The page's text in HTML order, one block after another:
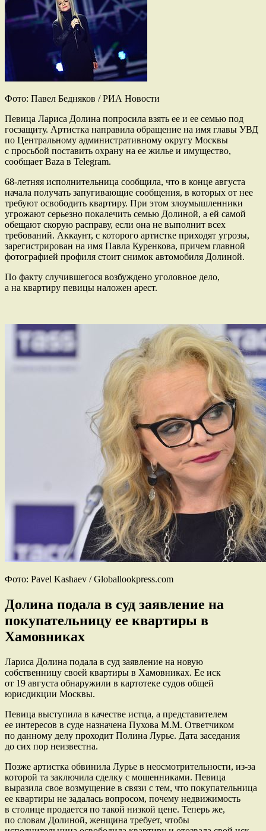
Фото: Павел Бедняков / РИА Новости
Певица Лариса Долина попросила взять ее и ее семью под
госзащиту. Артистка направила обращение на имя главы УВД
по Центральному административному округу Москвы
с просьбой поставить охрану на ее жилье и имущество,
сообщает Baza в Telegram.
68-летняя исполнительница сообщила, что в конце августа
начала получать запугивающие сообщения, в которых от нее
требуют освободить квартиру. При этом злоумышленники
угрожают серьезно покалечить семью Долиной, а ей самой
обещают скорую расправу, если она не выполнит всех
требований. Аккаунт, с которого артистке приходят угрозы,
зарегистрирован на имя Павла Куренкова, причем главной
фотографией профиля стоит снимок автомобиля Долиной.
По факту случившегося возбуждено уголовное дело,
а на квартиру певицы наложен арест.
Фото: Pavel Kashaev / Globallookpress.com
Долина подала в суд заявление на
покупательницу ее квартиры в
Хамовниках
Лариса Долина подала в суд заявление на новую
собственницу своей квартиры в Хамовниках. Ее иск
от 19 августа обнаружили в картотеке судов общей
юрисдикции Москвы.
Певица выступила в качестве истца, а представителем
ее интересов в суде назначена Пухова М.М. Ответчиком
по данному делу проходит Полина Лурье. Дата заседания
до сих пор неизвестна.
Позже артистка обвинила Лурье в неосмотрительности, из-за
которой та заключила сделку с мошенниками. Певица
выразила свое возмущение в связи с тем, что покупательница
ее квартиры не задалась вопросом, почему недвижимость
в столице продается по такой низкой цене. Теперь же,
по словам Долиной, женщина требует, чтобы